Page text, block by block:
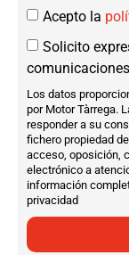
Acepto la
Solicito
Los datos
por Motor Tàrrega.
responder a su
fichero propiedad
acceso, oposición,
electrónico a
información
privacidad